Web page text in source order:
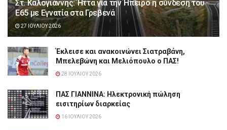
Στ. Καλογιάννης: Ήττα για την Ήπειρο η σύνδεση του
Ε65 με Εγνατία στα Γρεβενά
27 ΙΟΥΛΊΟΥ 2026
Έκλεισε και ανακοινώνει Σιατραβάνη,
Μπελεβώνη και Μελιόπουλο ο ΠΑΣ!
28 ΙΟΥΛΊΟΥ 2026
ΠΑΣ ΓΙΑΝΝΙΝΑ: Hλεκτρονική πώληση
εισιτηρίων διαρκείας
16 ΙΟΥΛΊΟΥ 2026